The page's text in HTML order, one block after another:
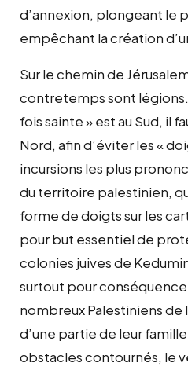
d’annexion, plongeant le
empêchant la création
Sur le chemin de
contretemps sont légions.
fois sainte » est au Sud, il
Nord, afin d’éviter les «
incursions les plus
du territoire palestinien,
forme de doigts sur les
pour but essentiel de
colonies juives de
surtout pour
nombreux Palestiniens de
d’une partie de leur
obstacles contournés, le